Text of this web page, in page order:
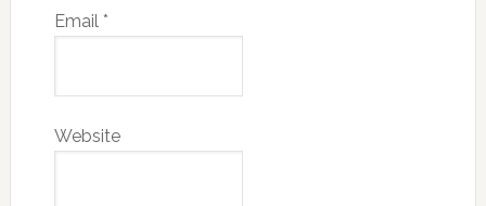
Email *
Website